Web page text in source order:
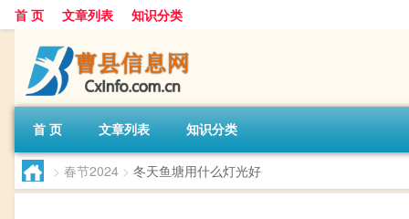
首 页 文章列表 知识分类
首 页 文章列表 知识分类
> 春节2024 > 冬天鱼塘用什么灯光好